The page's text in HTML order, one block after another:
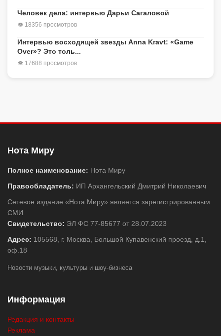
Человек дела: интервью Дарьи Сагаловой
👁 18356 просмотров
Интервью восходящей звезды Anna Kravt: «Game
Over»? Это толь...
👁 17688 просмотров
Нота Миру
Полное наименование: Нота Миру
Правообладатель: ИП Архангельский Дмитрий Николаевич
Сетевое издание «Нота Миру» является зарегистрированным
СМИ
Свидетельство: ЭЛ ФС 77-85677 от 28.07.2023
Адрес: 105568, г. Москва, Большой Купавенский проезд, д.1,
оф.18
Новости музыки, культуры и шоу-бизнеса
Информация
Редакция и контакты
Реклама